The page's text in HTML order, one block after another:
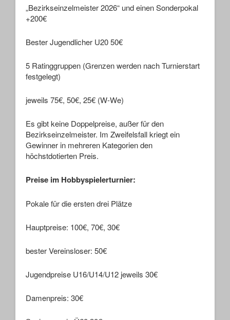
„Bezirkseinzelmeister 2026“ und einen Sonderpokal
+200€
Bester Jugendlicher U20 50€
5 Ratinggruppen (Grenzen werden nach Turnierstart
festgelegt)
jeweils 75€, 50€, 25€ (W-We)
Es gibt keine Doppelpreise, außer für den
Bezirkseinzelmeister. Im Zweifelsfall kriegt ein
Gewinner in mehreren Kategorien den
höchstdotierten Preis.
Preise im Hobbyspielerturnier:
Pokale für die ersten drei Plätze
Hauptpreise: 100€, 70€, 30€
bester Vereinsloser: 50€
Jugendpreise U16/U14/U12 jeweils 30€
Damenpreis: 30€